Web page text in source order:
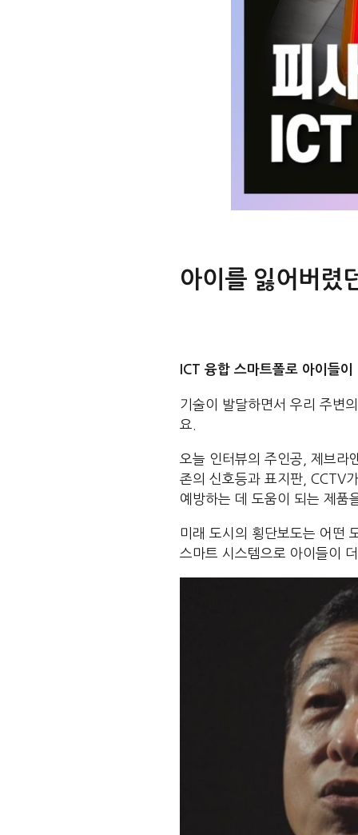
아이를 잃어버렸
ICT 융합 스마트폴로 아이들
기술이 발달하면서 우리 주변
요.
오늘 인터뷰의 주인공, 제브라
존의 신호등과 표지판, CCTV
예방하는 데 도움이 되는 제품
미래 도시의 횡단보도는 어떤
스마트 시스템으로 아이들이